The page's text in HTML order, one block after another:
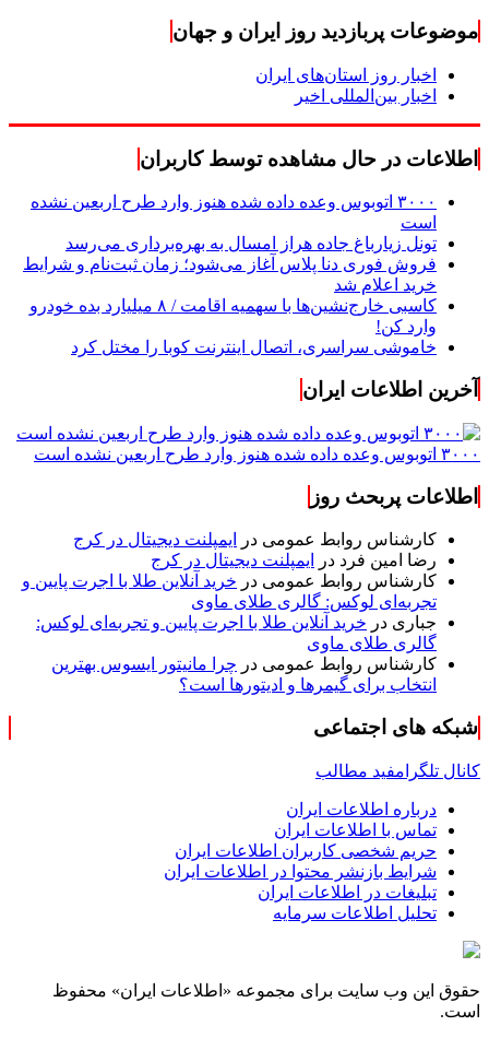
موضوعات پربازدید روز ایران و جهان
اخبار روز استان‌های ایران
اخبار بین‌المللی اخیر
اطلاعات در حال مشاهده توسط کاربران
۳۰۰۰ اتوبوس وعده داده شده هنوز وارد طرح اربعین نشده
است
تونل زیارباغ جاده هراز امسال به بهره‌برداری می‌رسد
فروش فوری دنا پلاس آغاز می‌شود؛ زمان ثبت‌نام و شرایط
خرید اعلام شد
کاسبی خارج‌نشین‌ها با سهمیه اقامت / ۸ میلیارد بده خودرو
وارد کن!
خاموشی سراسری، اتصال اینترنت کوبا را مختل کرد
آخرین اطلاعات ایران
۳۰۰۰ اتوبوس وعده داده شده هنوز وارد طرح اربعین نشده است
اطلاعات پربحث روز
کارشناس روابط عمومی در
ایمپلنت دیجیتال در کرج
رضا امین فرد در
ایمپلنت دیجیتال در کرج
کارشناس روابط عمومی در خرید آنلاین طلا با اجرت پایین و
تجربه‌ای لوکس: گالری طلای ماوی
جباری در خرید آنلاین طلا با اجرت پایین و تجربه‌ای لوکس:
گالری طلای ماوی
کارشناس روابط عمومی در چرا مانیتور ایسوس بهترین
انتخاب برای گیمرها و ادیتورها است؟
شبکه های اجتماعی
کانال تلگرامفید مطالب
درباره اطلاعات ایران
تماس با اطلاعات ایران
حریم شخصی کاربران اطلاعات ایران
شرایط بازنشر محتوا در اطلاعات ایران
تبلیغات در اطلاعات ایران
تحلیل اطلاعات سرمایه
حقوق این وب سایت برای مجموعه «اطلاعات‌ ایران» محفوظ
است.